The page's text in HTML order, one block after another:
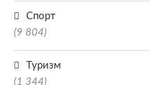
Спорт
(9 804)
Туризм
(1 344)